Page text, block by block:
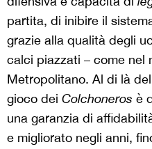
partita, di inibire il
grazie alla qualità degli
calci piazzati – come nel
Metropolitano. Al di là
gioco dei Colchoneros è
una garanzia di
e migliorato negli anni,